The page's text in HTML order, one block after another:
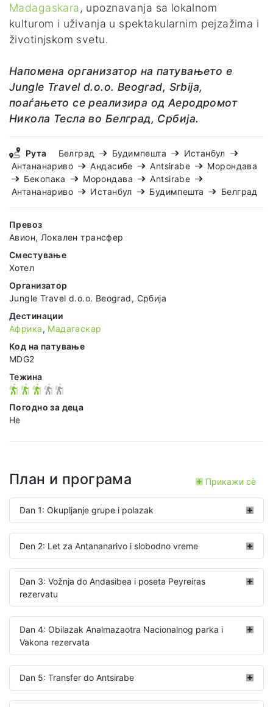
Madagaskara, upoznavanja sa lokalnom
kulturom i uživanja u spektakularnim pejzažima i
životinjskom svetu.
Напомена организатор на патувањето е
Jungle Travel d.o.o. Beograd, Srbija,
поаѓањето се реализира од Аеродромот
Никола Тесла во Белград, Србија.
Рута Белград Будимпешта
Истанбул
Антананариво
Андасибе Antsirabe
Морондава
Бекопака
Морондава
Antsirabe
Антананариво
Истанбул Будимпешта Белград
Превоз
Авион, Локален трансфер
Сместување
Хотел
Организатор
Jungle Travel d.o.o. Beograd, Србија
Дестинации
Африка, Мадагаскар
Код на патување
MDG2
Тежина
Погодно за деца
Не
План и програма Прикажи сѐ
Dan 1: Okupljanje grupe i polazak
Den 2: Let za Antananarivo i slobodno vreme
Dan 3: Vožnja do Andasibea i poseta Peyreiras
rezervatu
Dan 4: Obilazak Analmazaotra Nacionalnog parka i
Vakona rezervata
Dan 5: Transfer do Antsirabe